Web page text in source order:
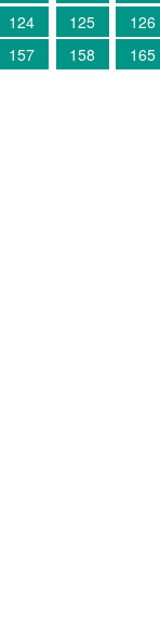
124 125 126
157 158 165